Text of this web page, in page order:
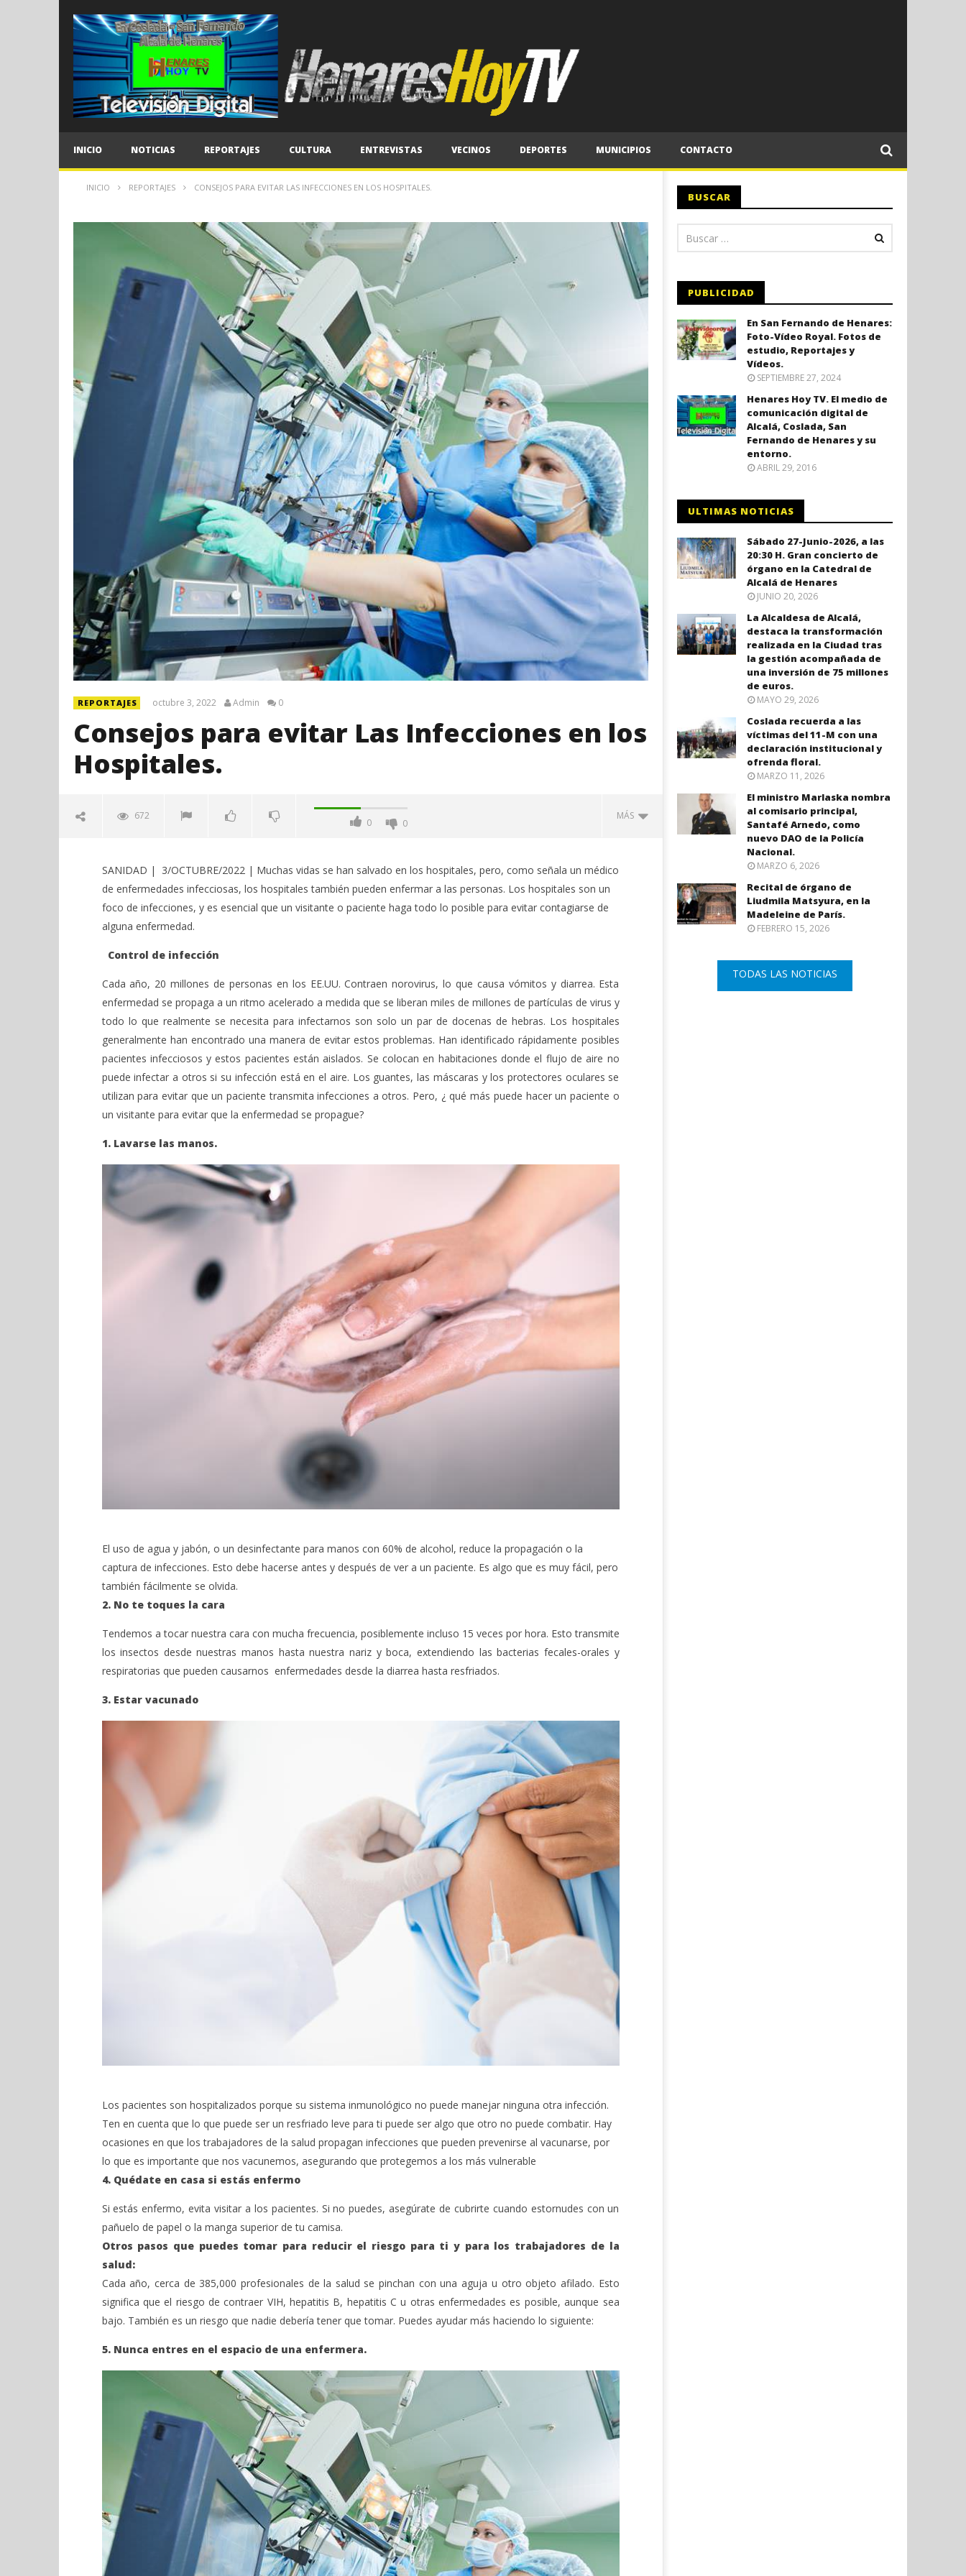
INICIO NOTICIAS REPORTAJES CULTURA ENTREVISTAS VECINOS DEPORTES MUNICIPIOS CONTACTO
INICIO REPORTAJES CONSEJOS PARA EVITAR LAS INFECCIONES EN LOS HOSPITALES.
REPORTAJES octubre 3, 2022 Admin 0
Consejos para evitar Las Infecciones en los
Hospitales.
672
0 0
MÁS
Consejos para evitar Las
Infecciones en los Hospitales.
3, 2022
Admin
Sábado 27-Junio-2026, a las 20:30
H. Gran concierto de órgano en la
Catedral de Alcalá de Henares
octubre
3, 2022
Admin
La Alcaldesa de Alcalá, destaca la
transformación realizada en la
Ciudad tras la gestión
acompañada de una inversión de
75 millones de euros.
octubre
3, 2022
Admin
SANIDAD | 3/OCTUBRE/2022 | Muchas vidas se han salvado en los hospitales, pero, como señala un médico
de enfermedades infecciosas, los hospitales también pueden enfermar a las personas. Los hospitales son un
foco de infecciones, y es esencial que un visitante o paciente haga todo lo posible para evitar contagiarse de
alguna enfermedad.
Control de infección
Cada año, 20 millones de personas en los EE.UU. Contraen norovirus, lo que causa vómitos y diarrea. Esta
enfermedad se propaga a un ritmo acelerado a medida que se liberan miles de millones de partículas de virus y
todo lo que realmente se necesita para infectarnos son solo un par de docenas de hebras. Los hospitales
generalmente han encontrado una manera de evitar estos problemas. Han identificado rápidamente posibles
pacientes infecciosos y estos pacientes están aislados. Se colocan en habitaciones donde el flujo de aire no
puede infectar a otros si su infección está en el aire. Los guantes, las máscaras y los protectores oculares se
utilizan para evitar que un paciente transmita infecciones a otros. Pero, ¿ qué más puede hacer un paciente o
un visitante para evitar que la enfermedad se propague?
1. Lavarse las manos.
El uso de agua y jabón, o un desinfectante para manos con 60% de alcohol, reduce la propagación o la
captura de infecciones. Esto debe hacerse antes y después de ver a un paciente. Es algo que es muy fácil, pero
también fácilmente se olvida.
2. No te toques la cara
Tendemos a tocar nuestra cara con mucha frecuencia, posiblemente incluso 15 veces por hora. Esto transmite
los insectos desde nuestras manos hasta nuestra nariz y boca, extendiendo las bacterias fecales-orales y
respiratorias que pueden causarnos enfermedades desde la diarrea hasta resfriados.
3. Estar vacunado
Los pacientes son hospitalizados porque su sistema inmunológico no puede manejar ninguna otra infección.
Ten en cuenta que lo que puede ser un resfriado leve para ti puede ser algo que otro no puede combatir. Hay
ocasiones en que los trabajadores de la salud propagan infecciones que pueden prevenirse al vacunarse, por
lo que es importante que nos vacunemos, asegurando que protegemos a los más vulnerable
4. Quédate en casa si estás enfermo
Si estás enfermo, evita visitar a los pacientes. Si no puedes, asegúrate de cubrirte cuando estornudes con un
pañuelo de papel o la manga superior de tu camisa.
Otros pasos que puedes tomar para reducir el riesgo para ti y para los trabajadores de la
salud:
Cada año, cerca de 385,000 profesionales de la salud se pinchan con una aguja u otro objeto afilado. Esto
significa que el riesgo de contraer VIH, hepatitis B, hepatitis C u otras enfermedades es posible, aunque sea
bajo. También es un riesgo que nadie debería tener que tomar. Puedes ayudar más haciendo lo siguiente:
5. Nunca entres en el espacio de una enfermera.
BUSCAR
PUBLICIDAD
En San Fernando de Henares:
Foto-Vídeo Royal. Fotos de
estudio, Reportajes y
Vídeos.
SEPTIEMBRE 27, 2024
Henares Hoy TV. El medio de
comunicación digital de
Alcalá, Coslada, San
Fernando de Henares y su
entorno.
ABRIL 29, 2016
ULTIMAS NOTICIAS
Sábado 27-Junio-2026, a las
20:30 H. Gran concierto de
órgano en la Catedral de
Alcalá de Henares
JUNIO 20, 2026
La Alcaldesa de Alcalá,
destaca la transformación
realizada en la Ciudad tras
la gestión acompañada de
una inversión de 75 millones
de euros.
MAYO 29, 2026
Coslada recuerda a las
víctimas del 11-M con una
declaración institucional y
ofrenda floral.
MARZO 11, 2026
El ministro Marlaska nombra
al comisario principal,
Santafé Arnedo, como
nuevo DAO de la Policía
Nacional.
MARZO 6, 2026
Recital de órgano de
Liudmila Matsyura, en la
Madeleine de París.
FEBRERO 15, 2026
TODAS LAS NOTICIAS